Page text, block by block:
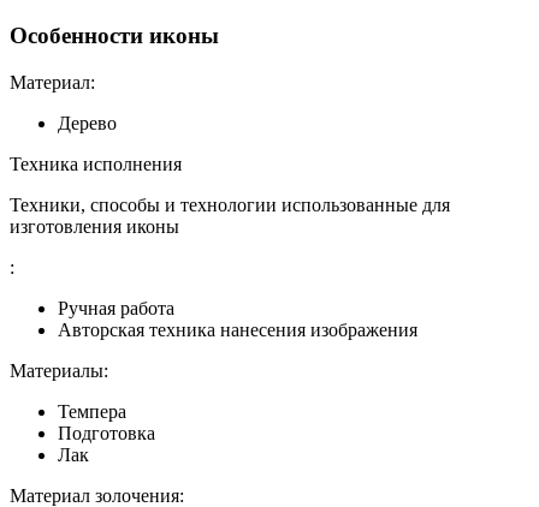
Особенности иконы
Материал:
Дерево
Техника исполнения
Техники, способы и технологии использованные для
изготовления иконы
:
Ручная работа
Авторская техника нанесения изображения
Материалы:
Темпера
Подготовка
Лак
Материал золочения: